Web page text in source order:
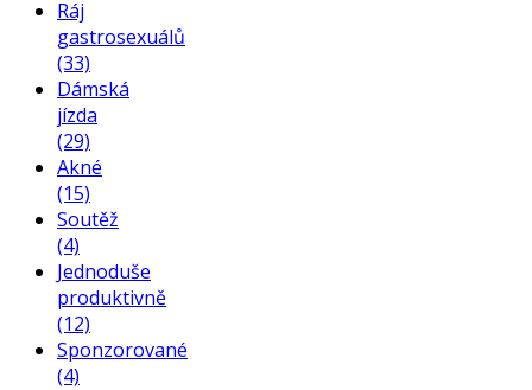
Ráj
gastrosexuálů
(33)
Dámská
jízda
(29)
Akné
(15)
Soutěž
(4)
Jednoduše
produktivně
(12)
Sponzorované
(4)